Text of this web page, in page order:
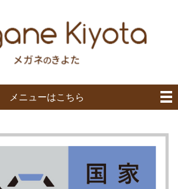
メニューはこちら